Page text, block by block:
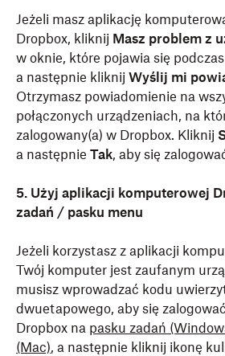
Jeżeli masz aplikację
Dropbox, kliknij Masz problem z
w oknie, które pojawia się
a następnie kliknij Wyślij mi
Otrzymasz powiadomienie na
połączonych urządzeniach, na
zalogowany(a) w Dropbox. Kliknij
a następnie Tak, aby się
5. Użyj aplikacji komputerowej
zadań / pasku menu
Jeżeli korzystasz z aplikacji
Twój komputer jest zaufanym
musisz wprowadzać kodu
dwuetapowego, aby się
Dropbox na pasku zadań
(Mac), a następnie kliknij ikonę